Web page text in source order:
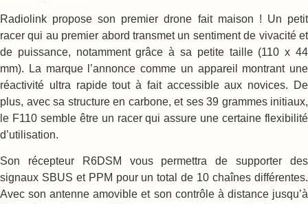
Radiolink propose son premier drone fait maison ! Un petit
racer qui au premier abord transmet un sentiment de vivacité et
de puissance, notamment grâce à sa petite taille (110 x 44
mm). La marque l’annonce comme un appareil montrant une
réactivité ultra rapide tout à fait accessible aux novices. De
plus, avec sa structure en carbone, et ses 39 grammes initiaux,
le F110 semble être un racer qui assure une certaine flexibilité
d’utilisation.
Son récepteur R6DSM vous permettra de supporter des
signaux SBUS et PPM pour un total de 10 chaînes différentes.
Avec son antenne amovible et son contrôle à distance jusqu’à